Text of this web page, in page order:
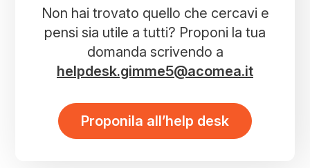
Non hai trovato quello che cercavi e
pensi sia utile a tutti? Proponi la tua
domanda scrivendo a
helpdesk.gimme5@acomea.it
Proponila all’help desk